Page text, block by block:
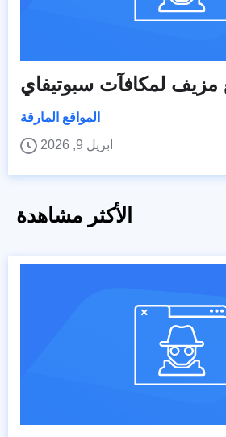
مزيف لمكافآت سبوتيفاي
المواقع المارقة
ابريل 9, 2026
الأكثر مشاهدة